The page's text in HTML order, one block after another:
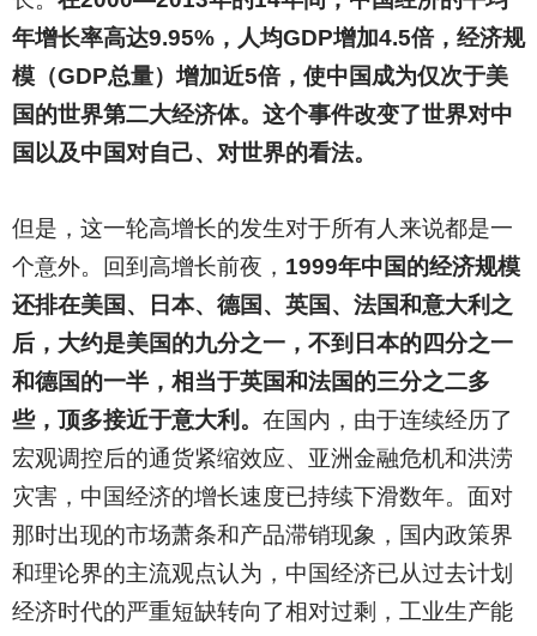
年增长率高达9.95%，人均GDP增加4.5倍，经济规
模（GDP总量）增加近5倍，使中国成为仅次于美
国的世界第二大经济体。这个事件改变了世界对中
国以及中国对自己、对世界的看法。
但是，这一轮高增长的发生对于所有人来说都是一
个意外。回到高增长前夜， 1999年中国的经济规模
还排在美国、日本、德国、英国、法国和意大利之
后，大约是美国的九分之一，不到日本的四分之一
和德国的一半，相当于英国和法国的三分之二多
些，顶多接近于意大利。 在国内，由于连续经历了
宏观调控后的通货紧缩效应、亚洲金融危机和洪涝
灾害，中国经济的增长速度已持续下滑数年。面对
那时出现的市场萧条和产品滞销现象，国内政策界
和理论界的主流观点认为，中国经济已从过去计划
经济时代的严重短缺转向了相对过剩，工业生产能